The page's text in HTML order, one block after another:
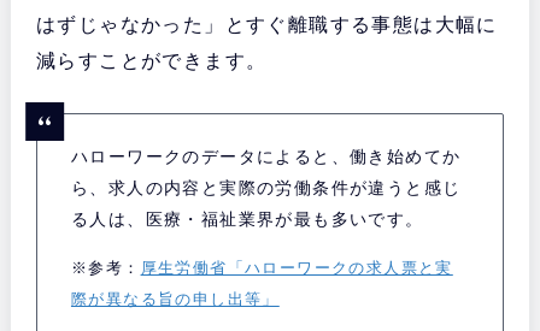
はずじゃなかった」とすぐ離職する事態は大幅に
減らすことができます。
ハローワークのデータによると、働き始めてか
ら、求人の内容と実際の労働条件が違うと感じ
る人は、医療・福祉業界が最も多いです。
※参考： 厚生労働省「ハローワークの求人票と実
際が異なる旨の申し出等」